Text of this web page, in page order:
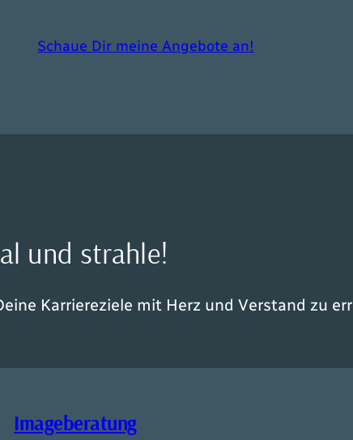
Schaue Dir meine Angebote an!
und strahle!
Karriereziele mit Herz und Verstand zu
Imageberatung